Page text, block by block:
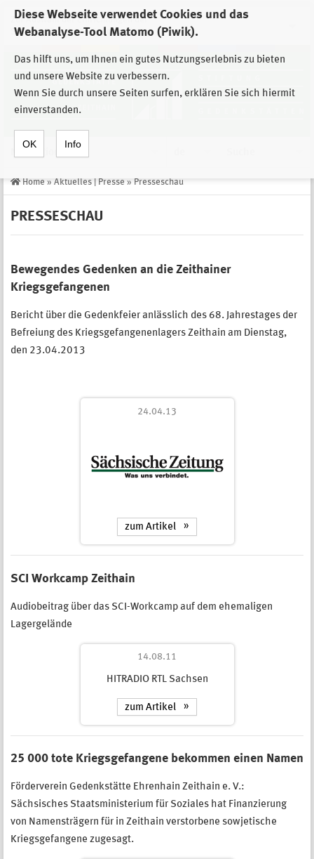
Diese Webseite verwendet Cookies und das
Webanalyse-Tool Matomo (Piwik).
Das hilft uns, um Ihnen ein gutes Nutzungserlebnis zu bieten
und unsere Website zu verbessern.
Wenn Sie durch unsere Seiten surfen, erklären Sie sich hiermit
einverstanden.
OK Info
Zur Auswahl der Einrichtungen der
Stiftung Sächsische Gedenkstätten
Home » Aktuelles | Presse » Presseschau
PRESSESCHAU
Bewegendes Gedenken an die Zeithainer
Kriegsgefangenen
Bericht über die Gedenkfeier anlässlich des 68. Jahrestages der
Befreiung des Kriegsgefangenenlagers Zeithain am Dienstag,
den 23.04.2013
24.04.13
zum Artikel
SCI Workcamp Zeithain
Audiobeitrag über das SCI-Workcamp auf dem ehemaligen
Lagergelände
14.08.11
HITRADIO RTL Sachsen
zum Artikel
25 000 tote Kriegsgefangene bekommen einen Namen
Förderverein Gedenkstätte Ehrenhain Zeithain e. V.:
Sächsisches Staatsministerium für Soziales hat Finanzierung
von Namensträgern für in Zeithain verstorbene sowjetische
Kriegsgefangene zugesagt.